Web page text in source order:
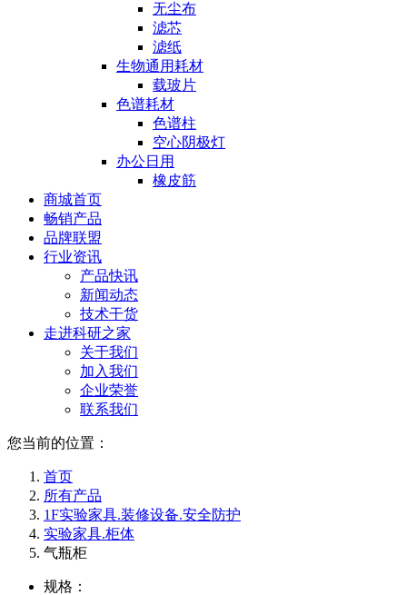
无尘布
滤芯
滤纸
生物通用耗材
载玻片
色谱耗材
色谱柱
空心阴极灯
办公日用
橡皮筋
商城首页
畅销产品
品牌联盟
行业资讯
产品快讯
新闻动态
技术干货
走进科研之家
关于我们
加入我们
企业荣誉
联系我们
您当前的位置：
首页
所有产品
1F实验家具.装修设备.安全防护
实验家具.柜体
气瓶柜
规格：